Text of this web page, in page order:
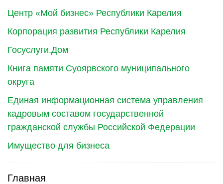
Центр «Мой бизнес» Республики Карелия
Корпорация развития Республики Карелия
Госуслуги.Дом
Книга памяти Суоярвского муниципального
округа
Единая информационная система управления
кадровым составом государственной
гражданской службы Российской Федерации
Имущество для бизнеса
Главная